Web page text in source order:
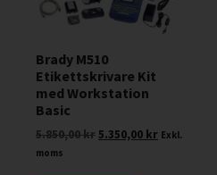
Brady M510
Etikettskrivare Kit
med Workstation
Basic
5.850,00kr5.350,00 kr Exkl.
moms